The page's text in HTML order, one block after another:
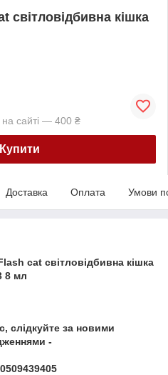
світловідбивна кішка
сайті — 400 ₴
Купити
Доставка Оплата Умови
cat світловідбивна кішка
8 мл
слідкуйте за новими
-